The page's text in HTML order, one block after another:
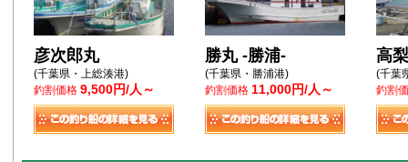
彦次郎丸
(千葉県・上総湊港)
釣割価格 9,500円/人～
勝丸 -勝浦-
(千葉県・勝浦港)
釣割価格 11,000円/人～
高
(千葉
釣割